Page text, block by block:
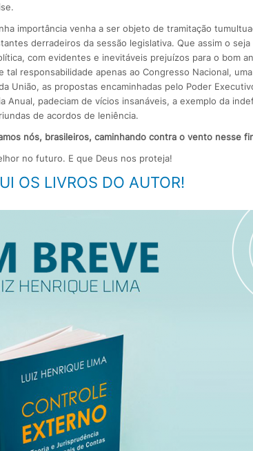
importância venha a ser objeto de tramitação
derradeiros da sessão legislativa. Que assim o seja
com evidentes e inevitáveis prejuízos para o bom
responsabilidade apenas ao Congresso Nacional,
União, as propostas encaminhadas pelo Poder
Anual, padeciam de vícios insanáveis, a exemplo da
de acordos de leniência.
nós, brasileiros, caminhando contra o vento nesse
no futuro. E que Deus nos proteja!
OS LIVROS DO AUTOR!